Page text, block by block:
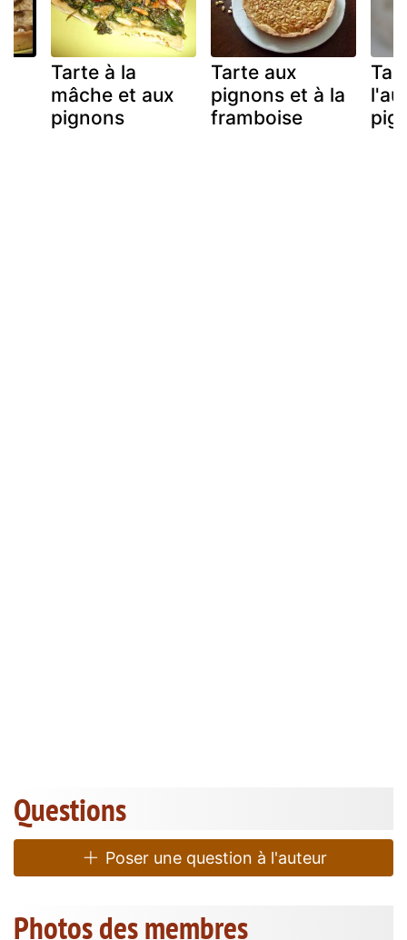
Tarte à la
mâche et aux
pignons
Tarte aux
pignons et à la
framboise
Questions
Poser une question à l'auteur
Photos des membres